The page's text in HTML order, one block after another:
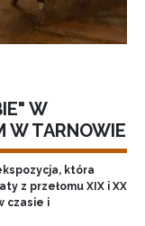
W
W TARNOWIE
która
z przełomu XIX i XX
czasie i